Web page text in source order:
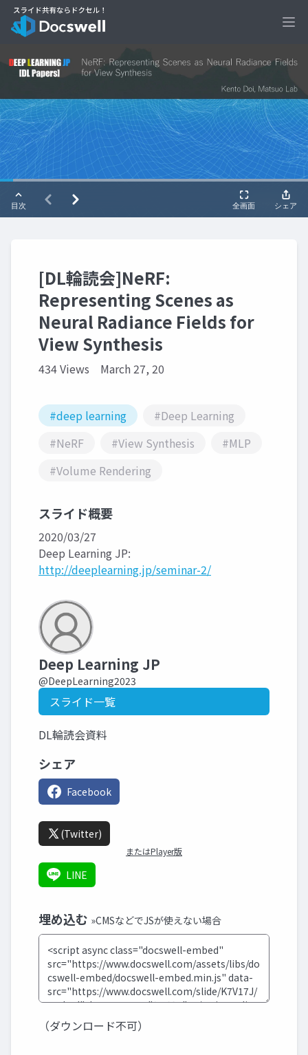
[DL輪読会]NeRF:
Representing Scenes as
Neural Radiance Fields for
View Synthesis
434 Views March 27, 20
#deep learning
#Deep Learning
#NeRF
#View Synthesis
#MLP
#Volume Rendering
スライド概要
2020/03/27
Deep Learning JP:
http://deeplearning.jp/seminar-2/
Deep Learning JP
@DeepLearning2023
スライド一覧
DL輪読会資料
シェア
Facebook
(Twitter)
またはPlayer版
LINE
埋め込む »CMSなどでJSが使えない場合
（ダウンロード不可）